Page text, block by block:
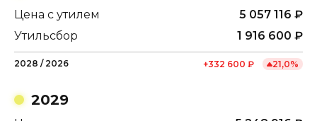
Цена с утилем 5 057 116 ₽
Утильсбор
1 916 600 ₽
2028 / 2026 +332 600 ₽ 21,0%
2029